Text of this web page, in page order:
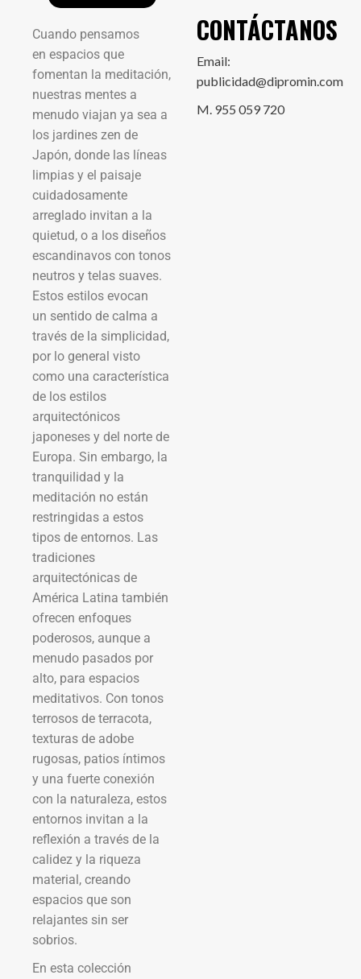
Cuando pensamos
en espacios que
fomentan la meditación,
nuestras mentes a
menudo viajan ya sea a
los jardines zen de
Japón, donde las líneas
limpias y el paisaje
cuidadosamente
arreglado invitan a la
quietud, o a los diseños
escandinavos con tonos
neutros y telas suaves.
Estos estilos evocan
un sentido de calma a
través de la simplicidad,
por lo general visto
como una característica
de los estilos
arquitectónicos
japoneses y del norte de
Europa. Sin embargo, la
tranquilidad y la
meditación no están
restringidas a estos
tipos de entornos. Las
tradiciones
arquitectónicas de
América Latina también
ofrecen enfoques
poderosos, aunque a
menudo pasados por
alto, para espacios
meditativos. Con tonos
terrosos de terracota,
texturas de adobe
rugosas, patios íntimos
y una fuerte conexión
con la naturaleza, estos
entornos invitan a la
reflexión a través de la
calidez y la riqueza
material, creando
espacios que son
relajantes sin ser
sobrios.
En esta colección
CONTÁCTANOS
Email:
publicidad@dipromin.com
M. 955 059 720